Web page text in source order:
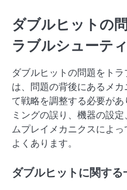
ダブルヒットの
ラブルシューテ
ダブルヒットの問題をト
は、問題の背後にあるメ
て戦略を調整する必要が
ミングの誤り、機器の設
ムプレイメカニクスによ
よくあります。
ダブルヒットに関する